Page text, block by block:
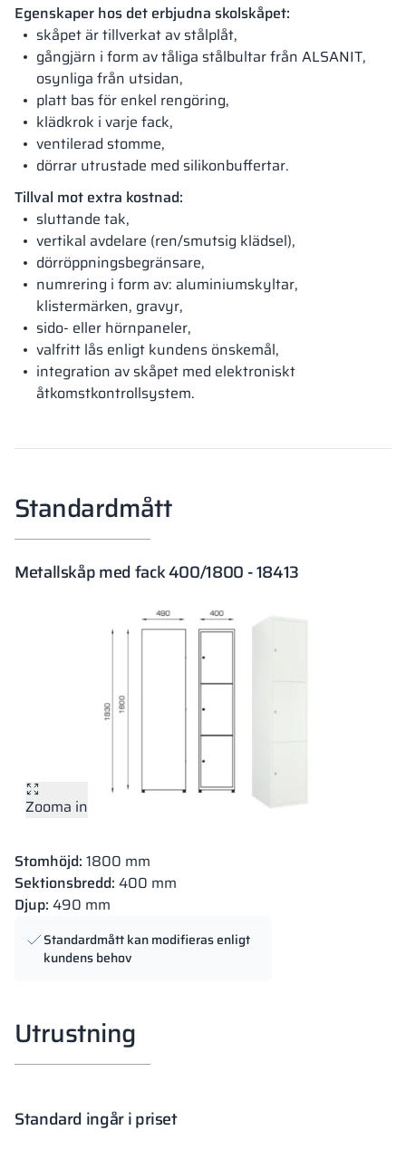
Egenskaper hos det erbjudna skolskåpet:
skåpet är tillverkat av stålplåt,
gångjärn i form av tåliga stålbultar från ALSANIT,
osynliga från utsidan,
platt bas för enkel rengöring,
klädkrok i varje fack,
ventilerad stomme,
dörrar utrustade med silikonbuffertar.
Tillval mot extra kostnad:
sluttande tak,
vertikal avdelare (ren/smutsig klädsel),
dörröppningsbegränsare,
numrering i form av: aluminiumskyltar,
klistermärken, gravyr,
sido- eller hörnpaneler,
valfritt lås enligt kundens önskemål,
integration av skåpet med elektroniskt
åtkomstkontrollsystem.
Standardmått
Metallskåp med fack 400/1800 - 18413
Zooma in
Stomhöjd: 1800 mm
Sektionsbredd: 400 mm
Djup: 490 mm
Standardmått kan modifieras enligt
kundens behov
Utrustning
Standard ingår i priset